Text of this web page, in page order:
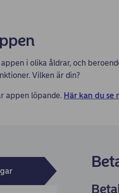
i olika åldrar, och
Vilken är din?
appen löpande. Här kan du se